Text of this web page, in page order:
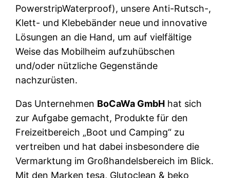
PowerstripWaterproof), unsere Anti-Rutsch-,
Klett- und Klebebänder neue und innovative
Lösungen an die Hand, um auf vielfältige
Weise das Mobilheim aufzuhübschen
und/oder nützliche Gegenstände
nachzurüsten.
Das Unternehmen BoCaWa GmbH hat sich
zur Aufgabe gemacht, Produkte für den
Freizeitbereich „Boot und Camping“ zu
vertreiben und hat dabei insbesondere die
Vermarktung im Großhandelsbereich im Blick.
Mit den Marken tesa, Glutoclean & beko